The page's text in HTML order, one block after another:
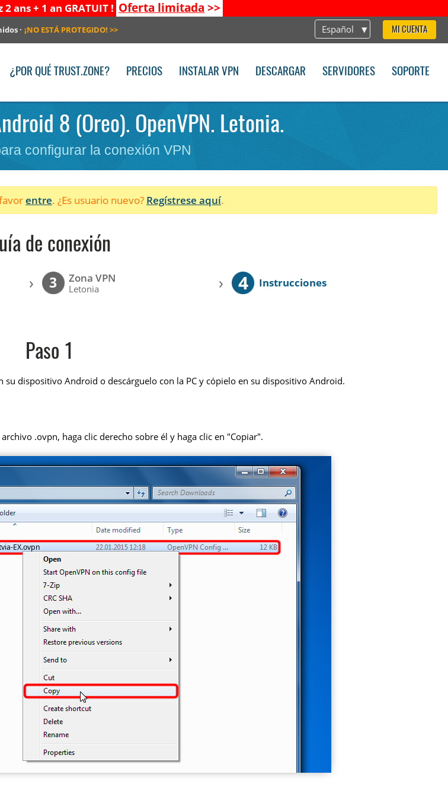
ans + 1 an GRATUIT ! Oferta limitada >>
Español MI CUENTA
· ¡NO ESTÁ PROTEGIDO! >>
¿POR QUÉ TRUST.ZONE? PRECIOS INSTALAR VPN DESCARGAR SERVIDORES SOPORTE
8 (Oreo). OpenVPN. Letonia.
configurar la conexión VPN
entre. ¿Es usuario nuevo? Regístrese aquí.
de conexión
› 3 Zona VPN
Letonia › 4 Instrucciones
Paso 1
dispositivo Android o descárguelo con la PC y cópielo en su dispositivo Android.
.ovpn, haga clic derecho sobre él y haga clic en "Copiar".
EX.ovpn